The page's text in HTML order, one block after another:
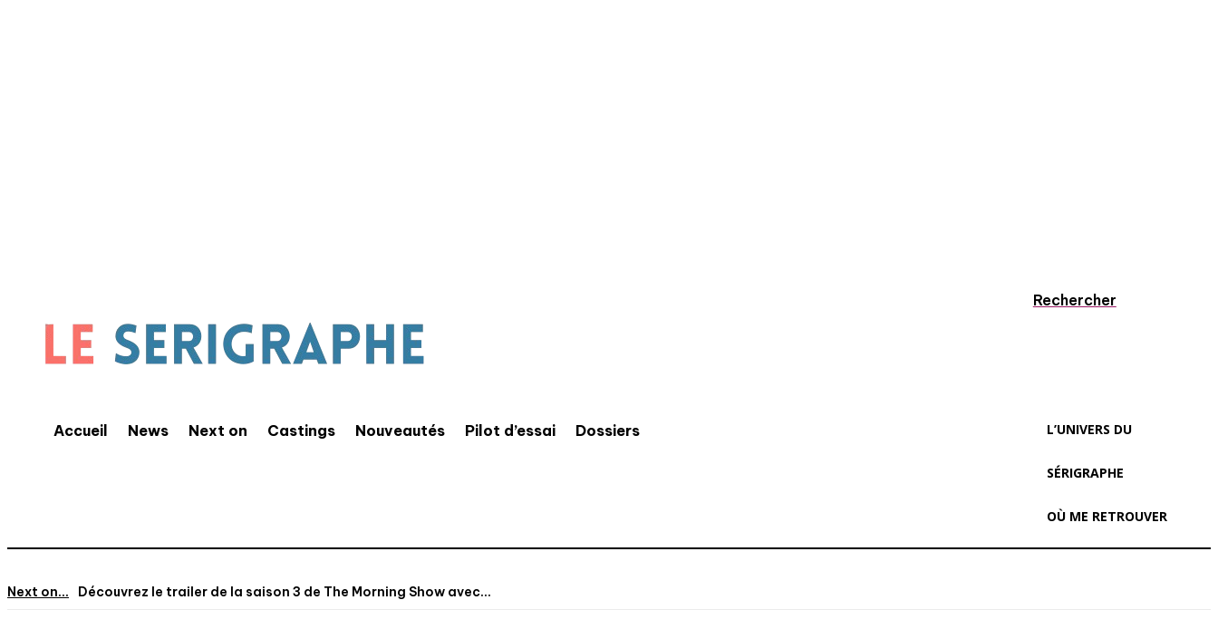
Accueil News Next on Castings Nouveautés Pilot d’essai Dossiers
Rechercher
L’UNIVERS DU
SÉRIGRAPHE
OÙ ME RETROUVER
Next on... Découvrez le trailer de la saison 3 de The Morning Show avec...